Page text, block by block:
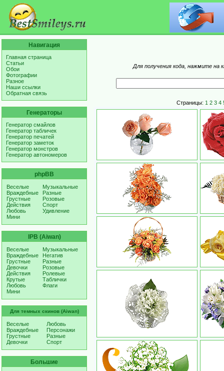
Навигация
Главная страница
Статьи
Обои
Фотографии
Разное
Наши ссылки
Обратная связь
Генераторы
Генератор смайлов
Генератор табличек
Генератор печатей
Генератор заметок
Генератор монстров
Генератор автономеров
phpBB
Веселые
Враждебные
Грустные
Действия
Любовь
Мини
Музыкальные
Разные
Розовые
Спорт
Удивление
IPB (Aiwan)
Веселые
Враждебные
Грустные
Девочки
Действия
Крутые
Любовь
Мини
Музыкальные
Негатив
Разные
Розовые
Ролевые
Таблички
Флаги
Для темных скинов (Aiwan)
Веселые
Враждебные
Грустные
Девочки
Любовь
Персонажи
Разные
Спорт
Большие
Для получения кода, нажмите на
Страницы: 1 2 3 4